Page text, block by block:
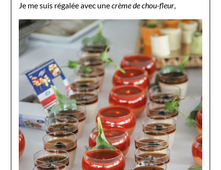
Je me suis régalée avec unecrème de chou-fleur,